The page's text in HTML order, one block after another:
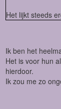
Het lijkt steeds
Ik ben het
Het is voor hun
hierdoor.
Ik zou me zo